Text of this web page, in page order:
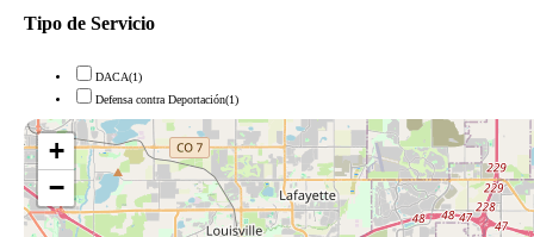
Tipo de Servicio
DACA(1)
Defensa contra Deportación(1)
+
−